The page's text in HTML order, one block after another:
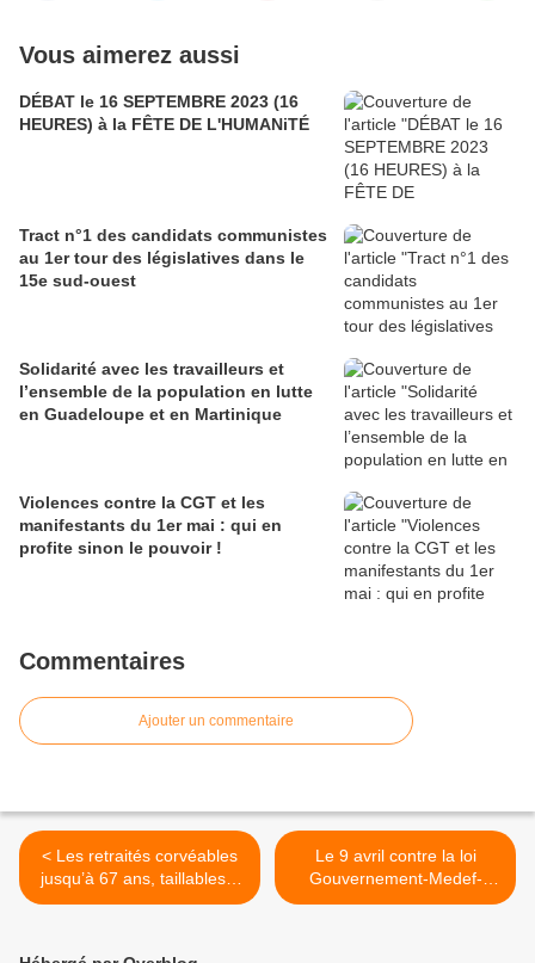
Vous aimerez aussi
DÉBAT le 16 SEPTEMBRE 2023 (16
HEURES) à la FÊTE DE L'HUMANiTÉ
Tract n°1 des candidats communistes
au 1er tour des législatives dans le
15e sud-ouest
Solidarité avec les travailleurs et
l’ensemble de la population en lutte
en Guadeloupe et en Martinique
Violences contre la CGT et les
manifestants du 1er mai : qui en
profite sinon le pouvoir !
Commentaires
Ajouter un commentaire
< Les retraités corvéables
jusqu’à 67 ans, taillables à
vie ? NON !
Le 9 avril contre la loi
Gouvernement-Medef-
CFDT : étape vers une